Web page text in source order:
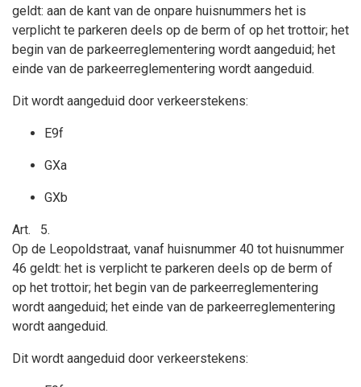
geldt: aan de kant van de onpare huisnummers het is
verplicht te parkeren deels op de berm of op het trottoir; het
begin van de parkeerreglementering wordt aangeduid; het
einde van de parkeerreglementering wordt aangeduid.
Dit wordt aangeduid door verkeerstekens:
E9f
GXa
GXb
Art.
5.
Op de Leopoldstraat, vanaf huisnummer 40 tot huisnummer
46 geldt: het is verplicht te parkeren deels op de berm of
op het trottoir; het begin van de parkeerreglementering
wordt aangeduid; het einde van de parkeerreglementering
wordt aangeduid.
Dit wordt aangeduid door verkeerstekens: